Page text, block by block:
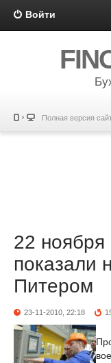
Войти
Полная версия
22
показали
Питером
23-11-2010, 22:18